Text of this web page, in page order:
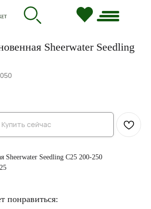
Sheerwater Seedling
Купить сейчас
Sheerwater Seedling C25 200-250
понравиться: